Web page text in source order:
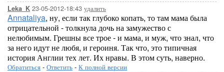
Leka_K 23-05-2012-18:43 удалить
Annataliya, ну, если так глубоко копать, то там мама была
отрицательной - толкнула дочь на замужество с
нелюбимым. Грешны все трое - и мама, и муж, что знал, что
за него идут не любя, и героиня. Так что, это типичная
история Англии тех лет. Их нравы. В этом суть, наверно.
Обратиться - Ответить - К полной версии